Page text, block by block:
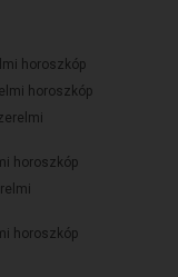
horoszkóp
horoszkóp
horoszkóp
horoszkóp